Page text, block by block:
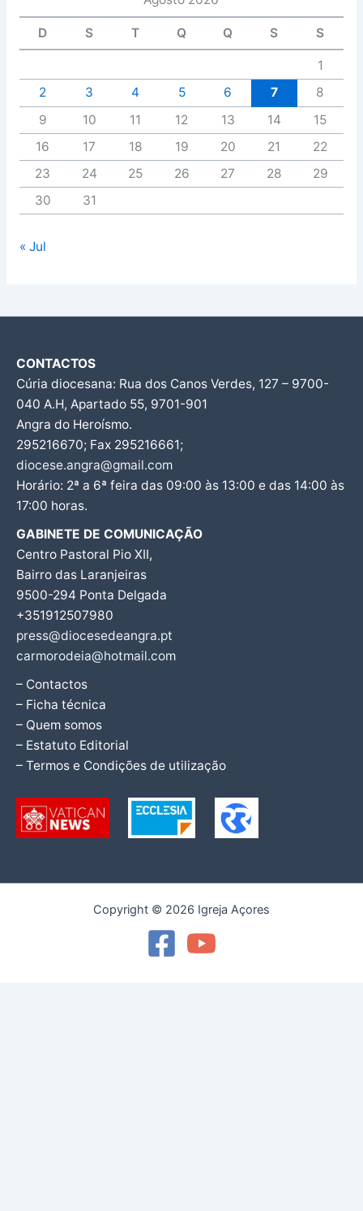
D S T Q Q S S
1
2
3 4 5 6 7
8
9
10 11 12 13 14
15
16
17 18 19 20 21
22
23
24 25 26 27 28
29
30
31
« Jul
CONTACTOS
Cúria diocesana: Rua dos Canos Verdes, 127 – 9700-
040 A.H, Apartado 55, 9701-901
Angra do Heroísmo.
295216670; Fax 295216661;
diocese.angra@gmail.com
Horário: 2ª a 6ª feira das 09:00 às 13:00 e das 14:00 às
17:00 horas.
GABINETE DE COMUNICAÇÃO
Centro Pastoral Pio XII,
Bairro das Laranjeiras
9500-294 Ponta Delgada
+351912507980
press@diocesedeangra.pt
carmorodeia@hotmail.com
– Contactos
– Ficha técnica
– Quem somos
– Estatuto Editorial
– Termos e Condições de utilização
Copyright © 2026 Igreja Açores